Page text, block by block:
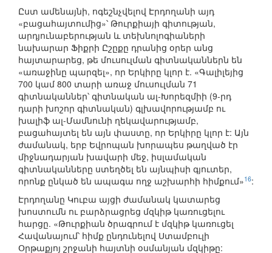
Ըստ ամենայնի, ոգեշնչվելով Էրդողանի այդ
«բացահայտումից»՝ Թուրքիայի գիտության,
արդյունաբերության և տեխնոլոգիաների
նախարար Ֆիքրի Ըշըքը դրանից օրեր անց
հայտարարեց, թե մուսուլման գիտնականներն են
«առաջինը պարզել», որ Երկիրը կլոր է. «Գալիլեյից
700 կամ 800 տարի առաջ մուսուլման 71
գիտնականներ՝ գիտնական ալ-Խորեզմիի (9-րդ
դարի խոշոր գիտնական) գլխավորությամբ ու
խալիֆ ալ-Մամնունի ղեկավարությամբ,
բացահայտել են այն փաստը, որ Երկիրը կլոր է: Այն
ժամանակ, երբ Եվրոպան խորապես թաղված էր
միջնադարյան խավարի մեջ, իսլամական
գիտնականները ստեղծել են այնպիսի գյուտեր,
որոնք ընկած են ապագա ողջ աշխարհի հիմքում»16:
Էրդողանը Կուբա այցի ժամանակ կատարեց
խոստումն ու բարձրացրեց մզկիթ կառուցելու
հարցը. «Թուրքիան ծրագրում է մզկիթ կառուցել
Հավանայում՝ հիմք ընդունելով Ստամբուլի
Օրթաքյոյ շրջանի հայտնի օսմանյան մզկիթը: